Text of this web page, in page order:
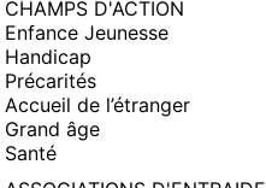
CHAMPS D'ACTION
Enfance Jeunesse
Handicap
Précarités
Accueil de l’étranger
Grand âge
Santé